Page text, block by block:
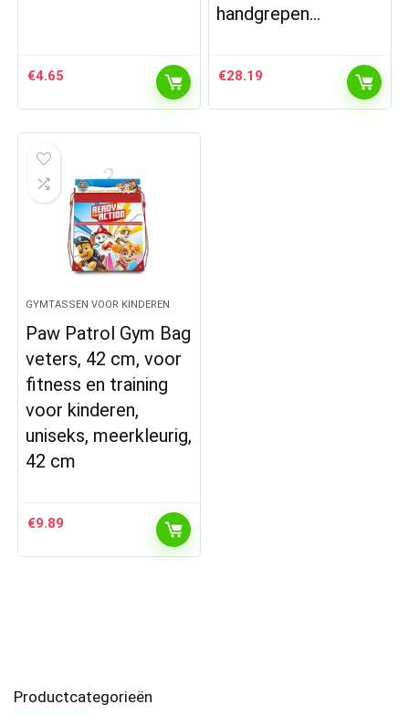
€4.65
handgrepen…
€28.19
GYMTASSEN VOOR KINDEREN
Paw Patrol Gym Bag
veters, 42 cm, voor
fitness en training
voor kinderen,
uniseks, meerkleurig,
42 cm
€9.89
Productcategorieën